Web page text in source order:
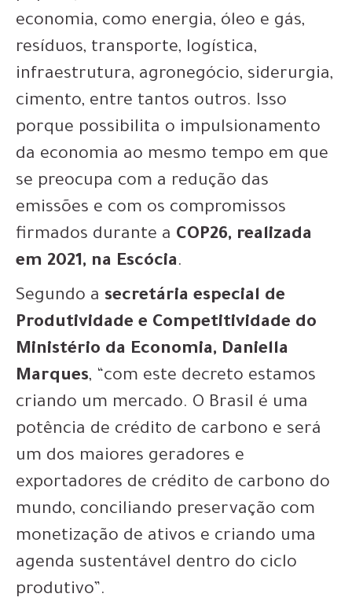
economia, como energia, óleo e gás,
resíduos, transporte, logística,
infraestrutura, agronegócio, siderurgia,
cimento, entre tantos outros. Isso
porque possibilita o impulsionamento
da economia ao mesmo tempo em que
se preocupa com a redução das
emissões e com os compromissos
firmados durante a COP26, realizada
em 2021, na Escócia.
Segundo a secretária especial de
Produtividade e Competitividade do
Ministério da Economia, Daniella
Marques, “com este decreto estamos
criando um mercado. O Brasil é uma
potência de crédito de carbono e será
um dos maiores geradores e
exportadores de crédito de carbono do
mundo, conciliando preservação com
monetização de ativos e criando uma
agenda sustentável dentro do ciclo
produtivo”.